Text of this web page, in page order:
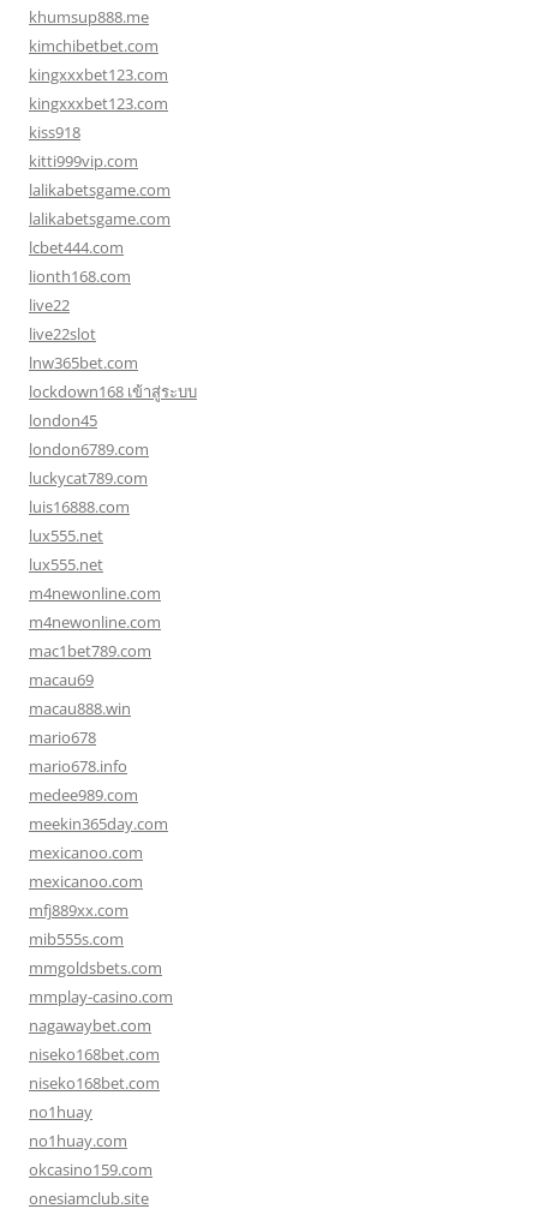
khumsup888.me
kimchibetbet.com
kingxxxbet123.com
kingxxxbet123.com
kiss918
kitti999vip.com
lalikabetsgame.com
lalikabetsgame.com
lcbet444.com
lionth168.com
live22
live22slot
lnw365bet.com
lockdown168 เข้าสู่ระบบ
london45
london6789.com
luckycat789.com
luis16888.com
lux555.net
lux555.net
m4newonline.com
m4newonline.com
mac1bet789.com
macau69
macau888.win
mario678
mario678.info
medee989.com
meekin365day.com
mexicanoo.com
mexicanoo.com
mfj889xx.com
mib555s.com
mmgoldsbets.com
mmplay-casino.com
nagawaybet.com
niseko168bet.com
niseko168bet.com
no1huay
no1huay.com
okcasino159.com
onesiamclub.site